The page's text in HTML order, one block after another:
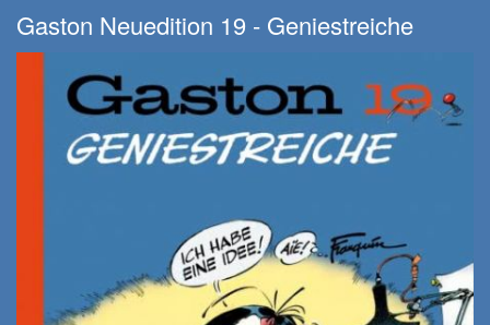
Gaston Neuedition 19 - Geniestreiche